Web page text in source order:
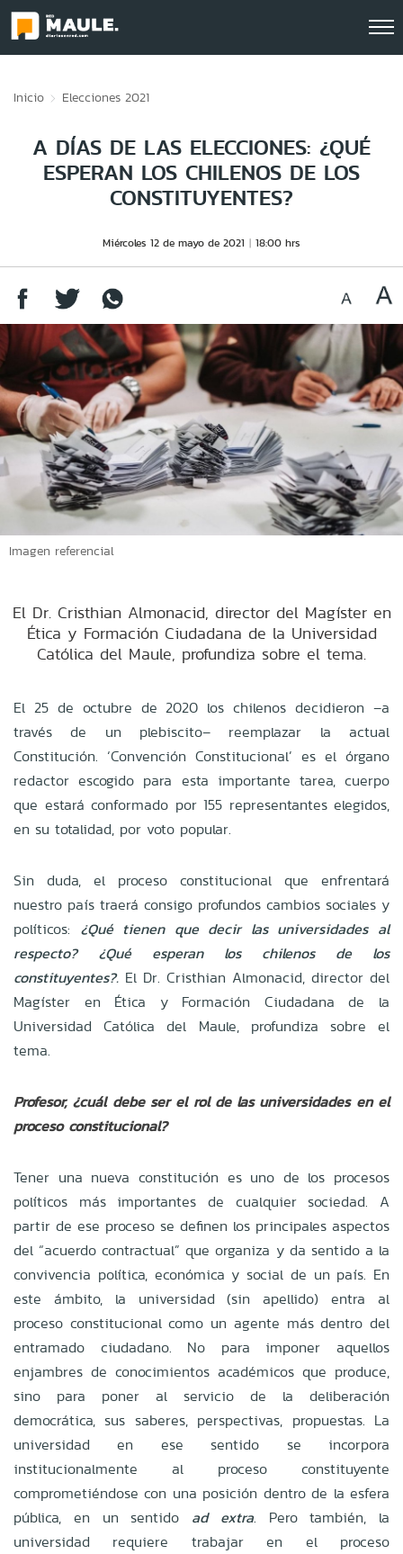
Inicio Elecciones 2021
A DÍAS DE LAS ELECCIONES: ¿QUÉ
ESPERAN LOS CHILENOS DE LOS
CONSTITUYENTES?
Miércoles 12 de mayo de 2021 18:00 hrs
Imagen referencial
El Dr. Cristhian Almonacid, director del Magíster en
Ética y Formación Ciudadana de la Universidad
Católica del Maule, profundiza sobre el tema.
El 25 de octubre de 2020 los chilenos decidieron –a
través de un plebiscito– reemplazar la actual
Constitución. ‘Convención Constitucional’ es el órgano
redactor escogido para esta importante tarea, cuerpo
que estará conformado por 155 representantes elegidos,
en su totalidad, por voto popular.
Sin duda, el proceso constitucional que enfrentará
nuestro país traerá consigo profundos cambios sociales y
políticos: ¿Qué tienen que decir las universidades al
respecto?
¿Qué esperan los chilenos de los
constituyentes?. El Dr. Cristhian Almonacid, director del
Magíster en Ética y Formación Ciudadana de la
Universidad Católica del Maule, profundiza sobre el
tema.
Profesor, ¿cuál debe ser el rol de las universidades en el
proceso constitucional?
Tener una nueva constitución es uno de los procesos
políticos más importantes de cualquier sociedad. A
partir de ese proceso se definen los principales aspectos
del “acuerdo contractual” que organiza y da sentido a la
convivencia política, económica y social de un país. En
este ámbito, la universidad (sin apellido) entra al
proceso constitucional como un agente más dentro del
entramado ciudadano. No para imponer aquellos
enjambres de conocimientos académicos que produce,
sino para poner al servicio de la deliberación
democrática, sus saberes, perspectivas, propuestas. La
universidad en ese sentido se incorpora
institucionalmente al proceso constituyente
comprometiéndose con una posición dentro de la esfera
pública, en un sentido ad extra. Pero también, la
universidad requiere trabajar en el proceso